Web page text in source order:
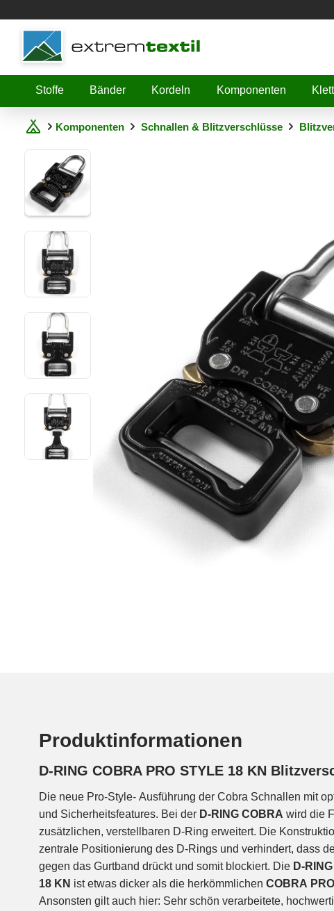
Shopware
Stoffe
Bänder Kordeln Komponenten
Komponenten Schnallen & Blitzverschlüsse
Produktinformationen
D-RING COBRA PRO STYLE 18 KN
Die neue Pro-Style- Ausführung der Cobra Schnallen mit
und Sicherheitsfeatures. Bei der D-RING COBRA wird die
zusätzlichen, verstellbaren D-Ring erweitert. Die
zentrale Positionierung des D-Rings und verhindert, dass
gegen das Gurtband drückt und somit blockiert. Die D-
18 KN ist etwas dicker als die herkömmlichen COBRA
Ansonsten gilt auch hier: Sehr schön verarbeitete,